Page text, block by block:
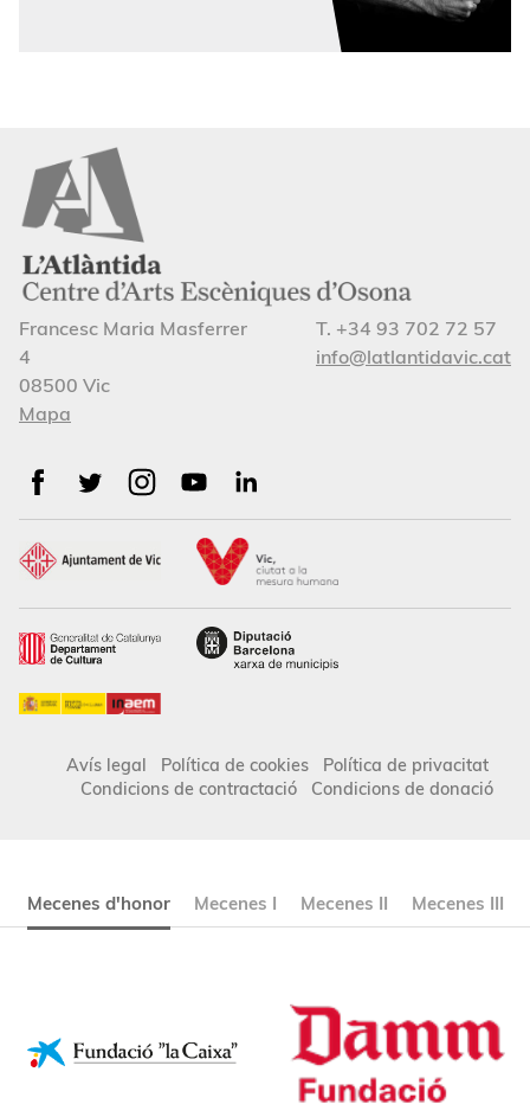
Francesc Maria Masferrer
4
08500 Vic
Mapa
T. +34 93 702 72 57
info@latlantidavic.cat
Avís legal Política de cookies
Política de privacitat
Condicions de contractació
Condicions de donació
Mecenes d'honor Mecenes I Mecenes II Mecenes III